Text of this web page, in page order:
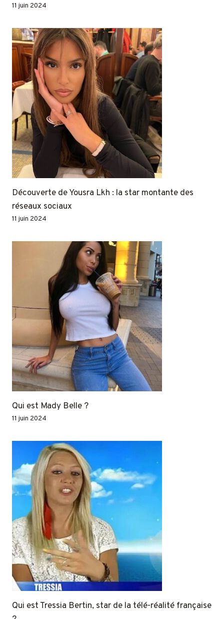
11 juin 2024
Découverte de Yousra Lkh : la star montante des
réseaux sociaux
11 juin 2024
Qui est Mady Belle ?
11 juin 2024
Qui est Tressia Bertin, star de la télé-réalité française